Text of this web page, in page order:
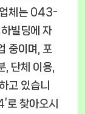
업체는 043-
빌딩에 자
중이며, 포
, 단체 이용,
고 있습니
로 찾아오시